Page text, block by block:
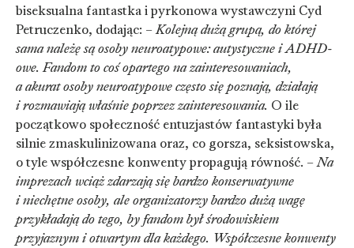
biseksualna fantastka i pyrkonowa wystawczyni Cyd
Petruczenko, dodając: – Kolejną dużą grupą, do której
sama należę są osoby neuroatypowe: autystyczne i ADHD-
owe. Fandom to coś opartego na zainteresowaniach,
a akurat osoby neuroatypowe często się poznają, działają
i rozmawiają właśnie poprzez zainteresowania. O ile
początkowo społeczność entuzjastów fantastyki była
silnie zmaskulinizowana oraz, co gorsza, seksistowska,
o tyle współczesne konwenty propagują równość. – Na
imprezach wciąż zdarzają się bardzo konserwatywne
i niechętne osoby, ale organizatorzy bardzo dużą wagę
przykładają do tego, by fandom był środowiskiem
przyjaznym i otwartym dla każdego. Współczesne konwenty